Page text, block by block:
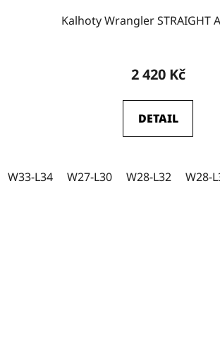
Kalhoty Wrangler STRAIGHT
2 420 Kč
DETAIL
W33-L34 W27-L30 W28-L32 W28-